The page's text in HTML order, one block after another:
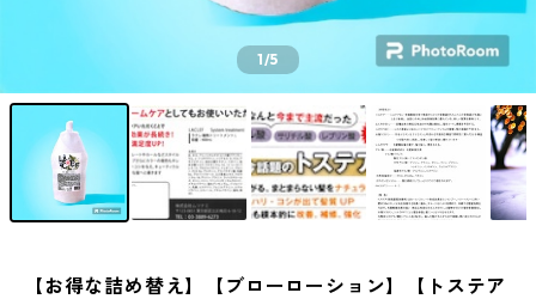
1/5
【お得な詰め替え】【ブローローション】【トステア